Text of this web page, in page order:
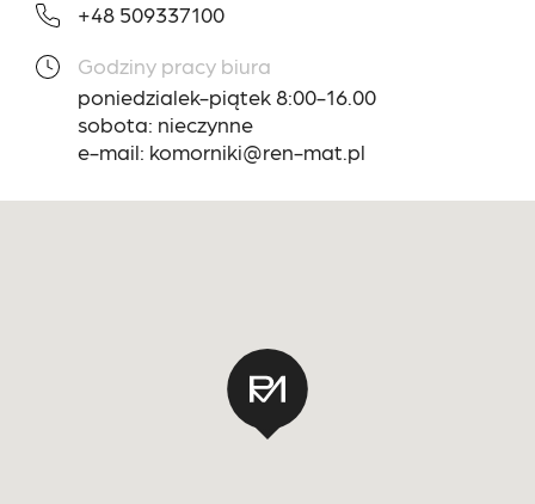
+48 509337100
Godziny pracy biura
poniedzialek-piątek 8:00-16.00
sobota: nieczynne
e-mail: komorniki@ren-mat.pl